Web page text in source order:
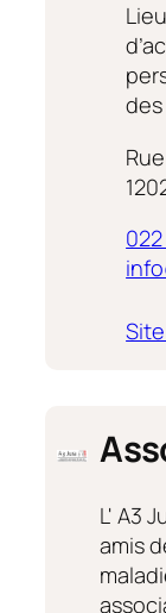
022
L' A3
amis